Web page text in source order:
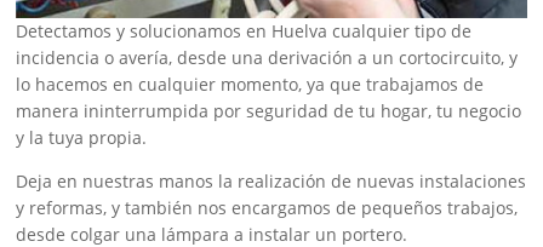
Detectamos y solucionamos en Huelva cualquier tipo de
incidencia o avería, desde una derivación a un cortocircuito, y
lo hacemos en cualquier momento, ya que trabajamos de
manera ininterrumpida por seguridad de tu hogar, tu negocio
y la tuya propia.
Deja en nuestras manos la realización de nuevas instalaciones
y reformas, y también nos encargamos de pequeños trabajos,
desde colgar una lámpara a instalar un portero.